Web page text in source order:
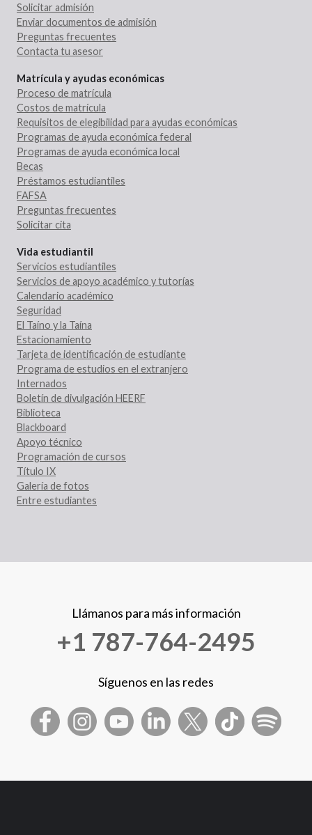
Solicitar admisión
Enviar documentos de admisión
Preguntas frecuentes
Contacta tu asesor
Matrícula y ayudas económicas
Proceso de matrícula
Costos de matrícula
Requisitos de elegibilidad para ayudas económicas
Programas de ayuda económica federal
Programas de ayuda económica local
Becas
Préstamos estudiantiles
FAFSA
Preguntas frecuentes
Solicitar cita
Vida estudiantil
Servicios estudiantiles
Servicios de apoyo académico y tutorías
Calendario académico
Seguridad
El Taíno y la Taína
Estacionamiento
Tarjeta de identificación de estudiante
Programa de estudios en el extranjero
Internados
Boletín de divulgación HEERF
Biblioteca
Blackboard
Apoyo técnico
Programación de cursos
Título IX
Galería de fotos
Entre estudiantes
Llámanos para más información
+1 787-764-2495
Síguenos en las redes